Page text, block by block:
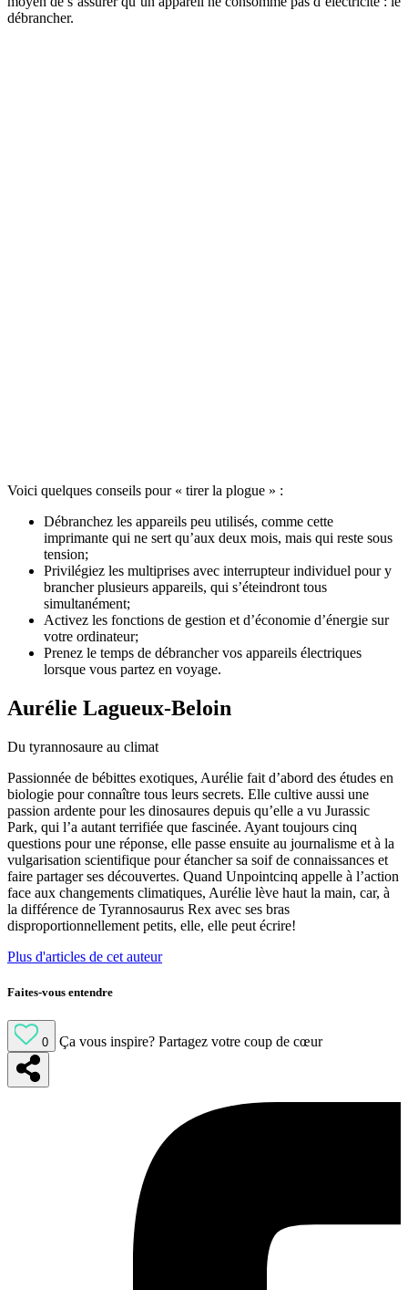
débrancher.
Voici quelques conseils pour « tirer la plogue » :
Débranchez les appareils peu utilisés, comme cette
imprimante qui ne sert qu’aux deux mois, mais qui reste sous
tension;
Privilégiez les multiprises avec interrupteur individuel pour y
brancher plusieurs appareils, qui s’éteindront tous
simultanément;
Activez les fonctions de gestion et d’économie d’énergie sur
votre ordinateur;
Prenez le temps de débrancher vos appareils électriques
lorsque vous partez en voyage.
Aurélie Lagueux-Beloin
Du tyrannosaure au climat
Passionnée de bébittes exotiques, Aurélie fait d’abord des études en
biologie pour connaître tous leurs secrets. Elle cultive aussi une
passion ardente pour les dinosaures depuis qu’elle a vu Jurassic
Park, qui l’a autant terrifiée que fascinée. Ayant toujours cinq
questions pour une réponse, elle passe ensuite au journalisme et à la
vulgarisation scientifique pour étancher sa soif de connaissances et
faire partager ses découvertes. Quand Unpointcinq appelle à l’action
face aux changements climatiques, Aurélie lève haut la main, car, à
la différence de Tyrannosaurus Rex avec ses bras
disproportionnellement petits, elle, elle peut écrire!
Plus d'articles de cet auteur
Faites-vous entendre
0 Ça vous inspire? Partagez votre coup de cœur